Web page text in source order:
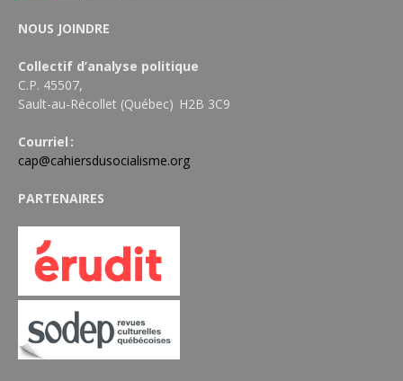
NOUS JOINDRE
Collectif d’analyse politique
C.P. 45507,
Sault-au-Récollet (Québec) H2B 3C9
Courriel :
cap@cahiersdusocialisme.org
PARTENAIRES